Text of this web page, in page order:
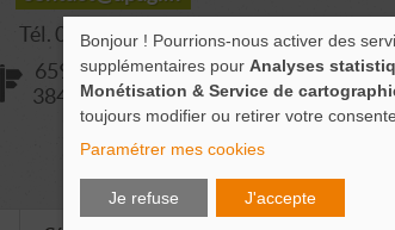
Tél. 04 76 77 20 06
659 Route de L'Isère
38420 LE VERSOUD
Bonjour ! Pourrions-nous activer des
supplémentaires pour Analyses
Monétisation & Service de
toujours modifier ou retirer votre
Paramétrer mes cookies
Je refuse J'accepte